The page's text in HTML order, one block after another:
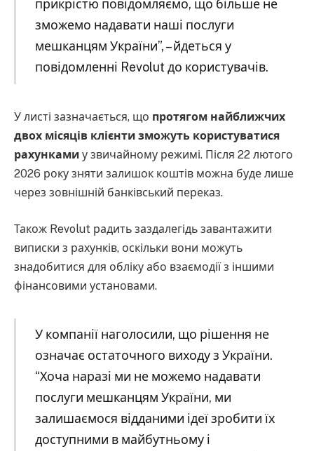
прикрістю повідомляємо, що більше не
зможемо надавати наші послуги
мешканцям України”, – йдеться у
повідомленні Revolut до користувачів.
У листі зазначається, що протягом найближчих
двох місяців клієнти зможуть користуватися
рахунками у звичайному режимі. Після 22 лютого
2026 року зняти залишок коштів можна буде лише
через зовнішній банківський переказ.
Також Revolut радить заздалегідь завантажити
виписки з рахунків, оскільки вони можуть
знадобитися для обліку або взаємодії з іншими
фінансовими установами.
У компанії наголосили, що рішення не
означає остаточного виходу з України.
“Хоча наразі ми не можемо надавати
послуги мешканцям України, ми
залишаємося відданими ідеї зробити їх
доступними в майбутньому і